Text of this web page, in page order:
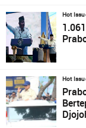
Hot
Hot